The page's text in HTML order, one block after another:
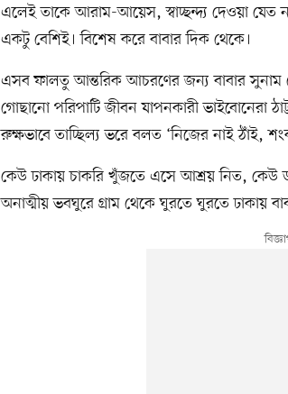
এলেই তাকে আরাম-আয়েস, স্বাচ্ছন্দ্য দেওয়া যেত
একটু বেশিই। বিশেষ করে বাবার দিক থেকে।
এসব ফালতু আন্তরিক আচরণের জন্য বাবার সুনাম
গোছানো পরিপাটি জীবন যাপনকারী ভাইবোনেরা
রুক্ষভাবে তাচ্ছিল্য ভরে বলত ‘নিজের নাই ঠাঁই,
কেউ ঢাকায় চাকরি খুঁজতে এসে আশ্রয় নিত, কেউ
অনাত্মীয় ভবঘুরে গ্রাম থেকে ঘুরতে ঘুরতে ঢাকায়